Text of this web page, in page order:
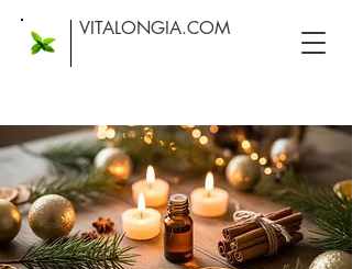
VITALONGIA.COM